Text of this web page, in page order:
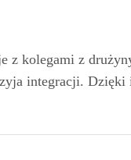
z kolegami z
integracji.